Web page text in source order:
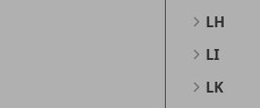
LH
LI
LK